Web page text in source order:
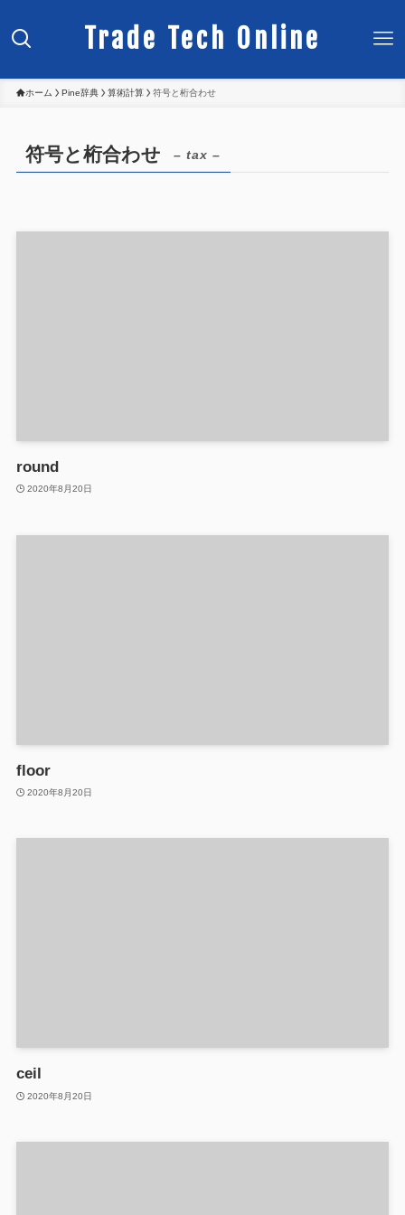
Trade Tech Online
ホーム Pine辞典 算術計算 符号と桁合わせ
符号と桁合わせ – tax –
round
2020年8月20日
floor
2020年8月20日
ceil
2020年8月20日